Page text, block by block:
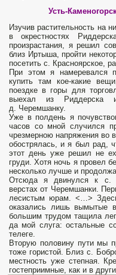
Усть-
Изучив растительность на
в окрестностях
произрастания, я решил
близ Иртыша, пройти
посетить с. Красноярское,
При этом я намеревался
купить там кое-какие
поездке в горы для
выехал из Риддерска
д. Черемшанку.
Уже в полдень я
часов со мной случился
чрезмерною напряжения во
обострялась, и я был рад,
этот день уже решил не
груди. Хотя ночь я провел
несколько лучше и
Отсюда я двинулся к с.
верстах от Черемшанки.
лесистым юрам. <…>
оказались лишь вымытые
большим трудом тащила
да мой слуга: остальные
телеге.
Вторую половину пути мы
тоже гористой. Близ с.
местность уже степная.
гостеприимные, как и в